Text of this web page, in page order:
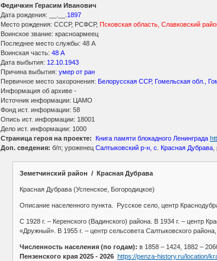
Федичкин Герасим Иванович
Дата рождения: __.__. 1897
Место рождения: СССР, РСФСР,Псковская область, Славковский
Воинское звание: красноармеец
Последнее место службы: 48 А
Воинская часть: 48 А
Дата выбытия: 12.10.1943
Причина выбытия:умер от ран
Первичное место захоронения: Белорусская ССР, Гомельская обл.,
Информация об архиве -
Источник информации: ЦАМО
Фонд ист. информации: 58
Опись ист. информации: 18001
Дело ист. информации: 1000
Страница героя на проекте:
Книга памяти блокадного Ленинграда
Доп. сведения: б/п; уроженецСалтыковский р-н, с. Красная Дубрава
Земетчинский район / Красная Дубрава
Красная Дубрава (Успенское, Богородицкое)
Описание населенного пункта. Русское село, центр
С 1928 г. – Керенского (Вадинского) района. В 1934 г. – центр
«Дружный». В 1955 г. – центр сельсовета Салтыковского
Численность населения (по годам): в 1858 – 1424, 1882 –
Пензенского края 2025 - 2026 https://penza-history.ru/location/